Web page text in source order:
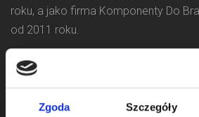
Zgoda Szczegóły
roku, a jako firma Komponenty Do
od 2011 roku.
Naszym klientom oferujemy:
systemy bram segmentowych
producentów